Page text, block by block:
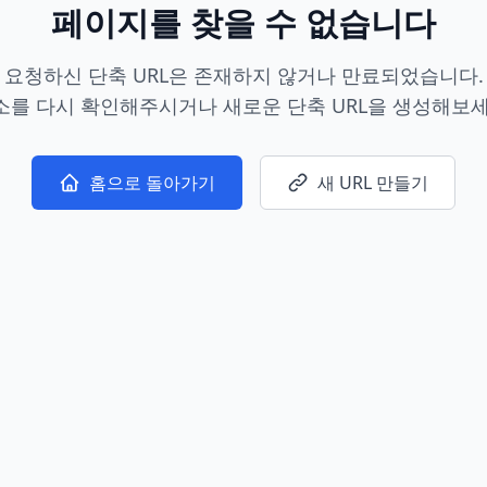
페이지를 찾을 수 없습니다
요청하신 단축 URL은 존재하지 않거나 만료되었습니다.
를 다시 확인해주시거나 새로운 단축 URL을 생성해보
홈으로 돌아가기 새 URL 만들기